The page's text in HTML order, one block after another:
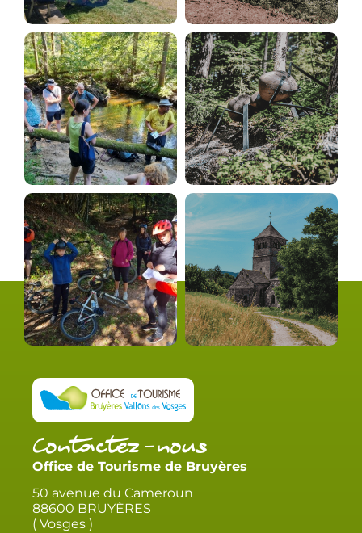
Contactez-nous
Office de Tourisme de Bruyères
50 avenue du Cameroun
88600 BRUYÈRES
( Vosges )